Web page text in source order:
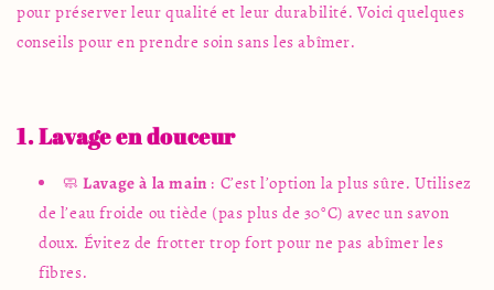
pour préserver leur qualité et leur durabilité. Voici quelques
conseils pour en prendre soin sans les abîmer.
1. Lavage en douceur
🧼Lavage à la main : C’est l’option la plus sûre. Utilisez
de l’eau froide ou tiède (pas plus de 30°C) avec un savon
doux. Évitez de frotter trop fort pour ne pas abîmer les
fibres.